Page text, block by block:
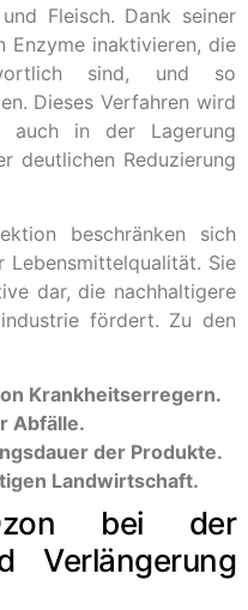
Fleisch. Dank seiner
Enzyme inaktivieren, die
sind, und so
Dieses Verfahren wird
in der Lagerung
deutlichen Reduzierung
beschränken sich
Lebensmittelqualität. Sie
dar, die nachhaltigere
fördert. Zu den
Krankheitserregern.
Abfälle.
der Produkte.
Landwirtschaft.
bei der
Verlängerung